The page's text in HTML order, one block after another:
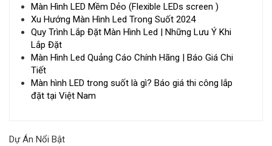
Màn Hình LED Mềm Dẻo (Flexible LEDs screen )
Xu Hướng Màn Hình Led Trong Suốt 2024
Quy Trình Lắp Đặt Màn Hình Led | Những Lưu Ý Khi
Lắp Đặt
Màn Hình Led Quảng Cáo Chính Hãng | Báo Giá Chi
Tiết
Màn hình LED trong suốt là gì? Báo giá thi công lắp
đặt tại Việt Nam
Dự Án Nổi Bật